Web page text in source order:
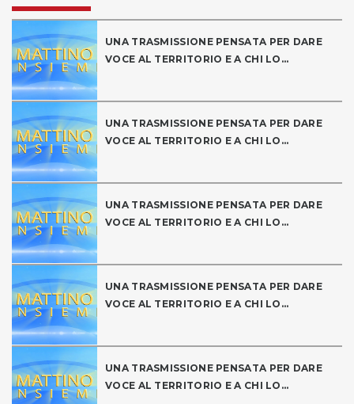
UNA TRASMISSIONE PENSATA PER DARE
VOCE AL TERRITORIO E A CHI LO...
UNA TRASMISSIONE PENSATA PER DARE
VOCE AL TERRITORIO E A CHI LO...
UNA TRASMISSIONE PENSATA PER DARE
VOCE AL TERRITORIO E A CHI LO...
UNA TRASMISSIONE PENSATA PER DARE
VOCE AL TERRITORIO E A CHI LO...
UNA TRASMISSIONE PENSATA PER DARE
VOCE AL TERRITORIO E A CHI LO...